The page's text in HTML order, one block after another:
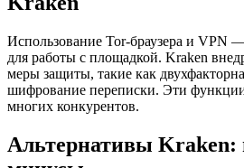
Использование Tor-браузера и VPN
для работы с площадкой. Kraken
меры защиты, такие как
шифрование переписки. Эти
многих конкурентов.
Альтернативы